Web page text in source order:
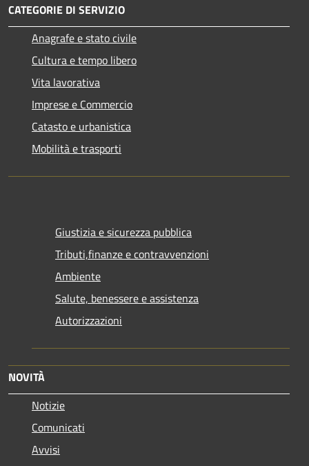
CATEGORIE DI SERVIZIO
Anagrafe e stato civile
Cultura e tempo libero
Vita lavorativa
Imprese e Commercio
Catasto e urbanistica
Mobilità e trasporti
Giustizia e sicurezza pubblica
Tributi,finanze e contravvenzioni
Ambiente
Salute, benessere e assistenza
Autorizzazioni
NOVITÀ
Notizie
Comunicati
Avvisi